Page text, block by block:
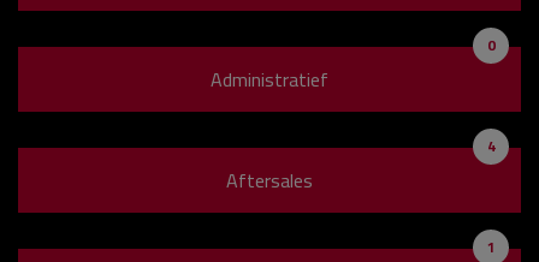
Administratief
0
Aftersales
4
1